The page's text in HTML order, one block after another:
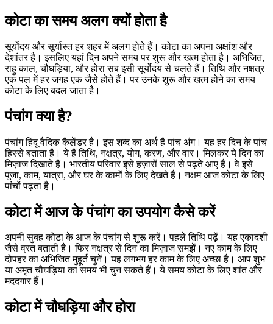
कोटा का समय अलग क्यों होता है
सूर्योदय और सूर्यास्त हर शहर में अलग होते हैं। कोटा का अपना अक्षांश और
देशांतर है। इसलिए यहां दिन अपने समय पर शुरू और खत्म होता है। अभिजित,
राहु काल, चौघड़िया, और होरा सब इसी सूर्योदय से चलते हैं। तिथि और नक्षत्र
एक पल में हर जगह एक जैसे होते हैं। पर उनके शुरू और खत्म होने का समय
कोटा के लिए बदल जाता है।
पंचांग क्या है?
पंचांग हिंदू वैदिक कैलेंडर है। इस शब्द का अर्थ है पांच अंग। यह हर दिन के पांच
हिस्से बताता है। ये हैं तिथि, नक्षत्र, योग, करण, और वार। मिलकर ये दिन का
मिज़ाज दिखाते हैं। भारतीय परिवार इसे हज़ारों साल से पढ़ते आए हैं। वे इसे
पूजा, काम, यात्रा, और घर के कामों के लिए देखते हैं। नक्षम आज कोटा के लिए
पांचों पढ़ता है।
कोटा में आज के पंचांग का उपयोग कैसे करें
अपनी सुबह कोटा के आज के पंचांग से शुरू करें। पहले तिथि पढ़ें। यह एकादशी
जैसे व्रत बताती है। फिर नक्षत्र से दिन का मिज़ाज समझें। नए काम के लिए
दोपहर का अभिजित मुहूर्त चुनें। यह लगभग हर काम के लिए अच्छा है। आप शुभ
या अमृत चौघड़िया का समय भी चुन सकते हैं। ये समय कोटा के लिए शांत और
मददगार हैं।
कोटा में चौघड़िया और होरा